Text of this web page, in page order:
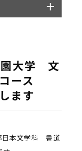
園大学 文
ース
ます
本文学科 書道